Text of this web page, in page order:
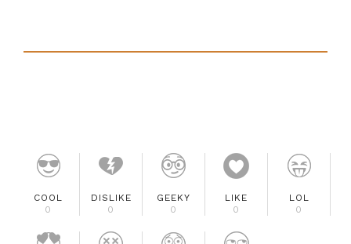
COOL
0
DISLIKE
0
GEEKY
0
LIKE
0
LOL
0